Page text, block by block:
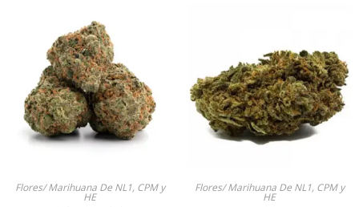
Flores/ Marihuana De NL1, CPM y
HE
Flores/ Marihuana De NL1, CPM y
HE